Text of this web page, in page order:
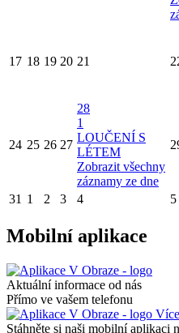
17 18 19 20 21
24 25 26 27
28
1
LOUČENÍ S
LÉTEM
Zobrazit všechny
záznamy ze dne
31 1 2 3 4 5
Mobilní aplikace
Aktuální informace od nás
Přímo ve vašem telefonu
Stáhněte si naši mobilní aplikaci